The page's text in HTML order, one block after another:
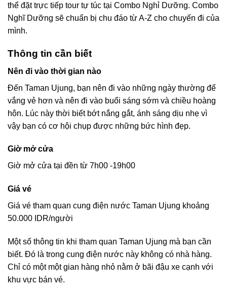
thể đặt trực tiếp tour tự túc tại Combo Nghỉ Dưỡng. Combo
Nghĩ Dưỡng sẽ chuẩn bị chu đáo từ A-Z cho chuyến đi của
mình.
Thông tin cần biết
Nên đi vào thời gian nào
Đến Taman Ujung, bạn nên đi vào những ngày thường để
vắng vẻ hơn và nên đi vào buổi sáng sớm và chiều hoàng
hôn. Lúc này thời biết bớt nắng gắt, ánh sáng dịu nhẹ vì
vậy bạn có cơ hội chụp được những bức hình đẹp.
Giờ mở cửa
Giờ mở cửa tại đền từ 7h00 -19h00
Giá vé
Giá vé tham quan cung điện nước Taman Ujung khoảng
50.000 IDR/người
Một số thông tin khi tham quan Taman Ujung mà bạn cần
biết. Đó là trong cung điện nước này không có nhà hàng.
Chỉ có một một gian hàng nhỏ nằm ở bãi đậu xe cạnh với
khu vực bán vé.